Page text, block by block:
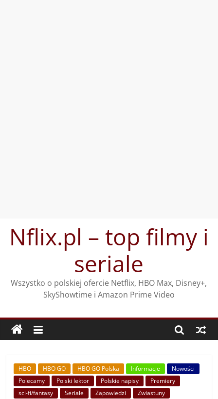
treściNflix.pl – top filmy i
seriale
Wszystko o polskiej ofercie Netflix, HBO Max, Disney+,
SkyShowtime i Amazon Prime Video
HBO HBO GO HBO GO Polska Informacje
Nowości
Polecamy
Polski lektor Polskie napisy
Premiery
sci-fi/fantasy
Seriale Zapowiedzi Zwiastuny